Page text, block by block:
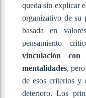
queda sin explicar
organizativo de su
basada en
pensamiento
vinculación
mentalidades,
de esos criterios y
deterioro. Los